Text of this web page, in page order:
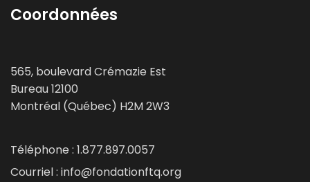
Coordonnées
565, boulevard Crémazie Est
Bureau 12100
Montréal (Québec) H2M 2W3
Téléphone : 1.877.897.0057
Courriel : info@fondationftq.org